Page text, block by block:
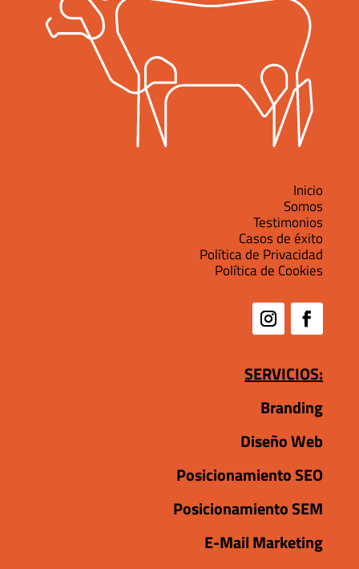
Inicio
Somos
Testimonios
Casos de éxito
Política de Privacidad
Política de Cookies
SERVICIOS:
Branding
Diseño Web
Posicionamiento SEO
Posicionamiento SEM
E-Mail Marketing